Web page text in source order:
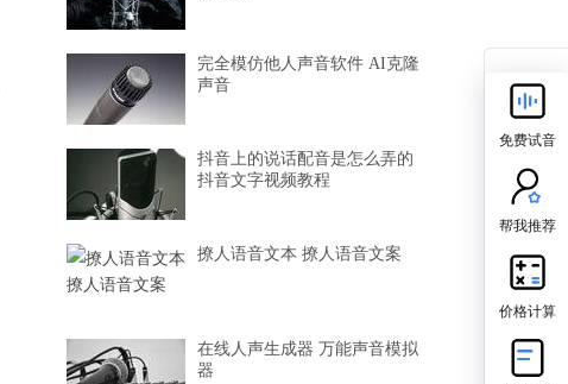
完全模仿他人声音软件 AI克隆
声音
抖音上的说话配音是怎么弄的
抖音文字视频教程
撩人语音文本 撩人语音文案
在线人声生成器 万能声音模拟
器
免费试音
帮我推荐
价格计算